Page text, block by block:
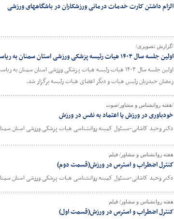
الزام داشتن کارت خدمات درمانی ورزشکاران در باشگاههای ورزشی
/گزارش تصویری/
اولین جلسه سال ۱۴۰۳ هیات رئیسه پزشکی ورزشی استان سمنان به ریاست دکتر نوروزی
اولین جلسه سال ۱۴۰۳ هیات رئیسه هیات پزشکی ورزشی استان
رمضان حیدریان رئیس هیات و دیگر اعضای هیات رئیسه برگزار شد.
/هفته روانشناس و مشاور/صوت
خودباوری در ورزش یا اعتماد به نفس در ورزش
دکتر وحید کاشانی-مسئول کمیته روانشناسی هیات پزشکی ورزشی استان
هفته روانشناس و مشاور/ فیلم
کنترل اضطراب و استرس در ورزش(قسمت دوم)
دکتر وحید کاشانی-مسئول کمیته روانشناسی هیات پزشکی ورزشی استان
هفته روانشناس و مشاور/ فیلم
کنترل اضطراب و استرس در ورزش(قسمت اول)